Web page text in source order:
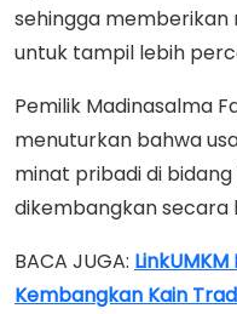
sehingga
untuk tampil lebih
Pemilik Madinasalma
menuturkan bahwa
minat pribadi di
dikembangkan secara
BACA JUGA:
Kembangkan Kain